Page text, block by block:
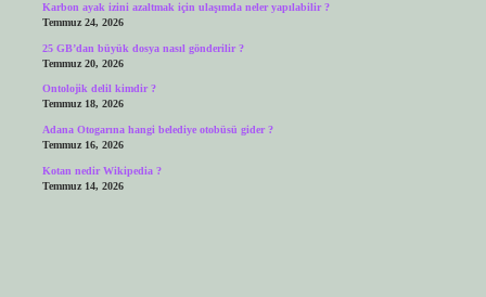
Karbon ayak izini azaltmak için ulaşımda neler yapılabilir ?
Temmuz 24, 2026
25 GB’dan büyük dosya nasıl gönderilir ?
Temmuz 20, 2026
Ontolojik delil kimdir ?
Temmuz 18, 2026
Adana Otogarına hangi belediye otobüsü gider ?
Temmuz 16, 2026
Kotan nedir Wikipedia ?
Temmuz 14, 2026